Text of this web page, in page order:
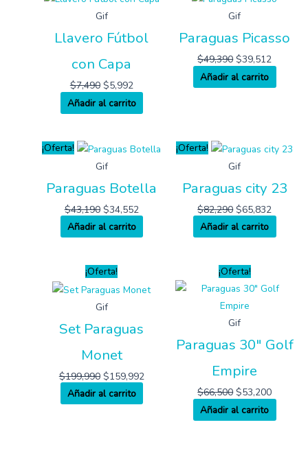
Gif
Llavero Fútbol
con Capa
$7,490 $5,992
Añadir al carrito
Gif
Paraguas Picasso
$49,390 $39,512
Añadir al carrito
¡Oferta!
Gif
Paraguas Botella
$43,190 $34,552
Añadir al carrito
¡Oferta!
Gif
Paraguas city 23
$82,290 $65,832
Añadir al carrito
¡Oferta!
Gif
Set Paraguas
Monet
$199,990 $159,992
Añadir al carrito
¡Oferta!
Gif
Paraguas 30″ Golf
Empire
$66,500 $53,200
Añadir al carrito